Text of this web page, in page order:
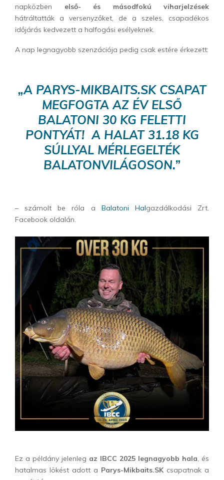
napközben első- és másodfokú viharjelzések
hátráltatták a versenyzőket, de a szeles, csapadékos
időjárás kedvezett a halfogási esélyeknek.
A nap legnagyobb szenzációja pedig csak estére érkezett:
„A PARYS-MIKBAITS.SK CSAPAT
MEGFOGTA AZ ÉV ELSŐ
BALATONI 30 KG FELETTI
PONTYÁT! A HALAT 31.18 KG
SÚLLYAL MÉRLEGELTÉK
BALATONVILÁGOSON.”
– számolt be róla a Balatoni Halgazdálkodási Zrt.
Facebook oldalán.
Ez a példány jelenleg az IBCC 2025 legnagyobb hala, és
hatalmas lökést adott a Parys-Mikbaits.SKcsapatnak a